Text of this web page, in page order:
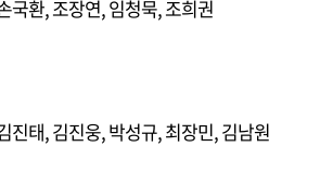
국환, 조장연, 임청묵, 조희권
진태, 김진웅, 박성규, 최장민, 김남원